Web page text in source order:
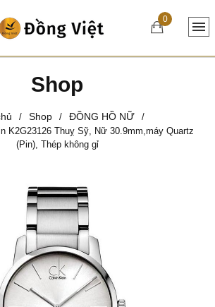
0
Shop
/ Shop / ĐỒNG HỒ NỮ
/
K2G23126 Thuỵ Sỹ, Nữ 30.9mm,máy Quartz
(Pin), Thép không gỉ